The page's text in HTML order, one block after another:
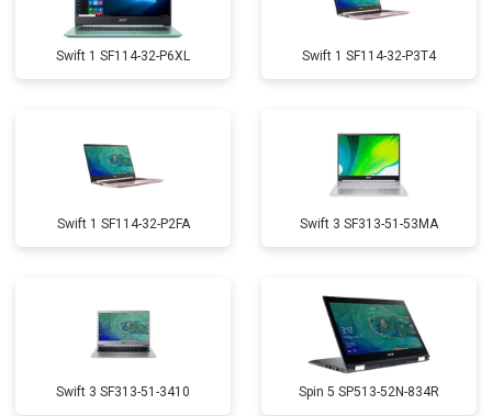
Swift 1 SF114-32-P6XL Swift 1 SF114-32-P3T4
Swift 1 SF114-32-P2FA Swift 3 SF313-51-53MA
Swift 3 SF313-51-3410 Spin 5 SP513-52N-834R